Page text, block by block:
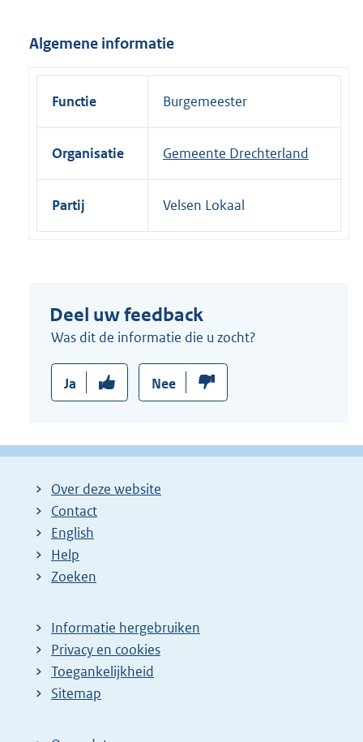
n
k
Algemene informatie
Functie Burgemeester
Organisatie Gemeente Drechterland
Partij Velsen Lokaal
Deel uw feedback
Was dit de informatie die u zocht?
Ja Nee
Over deze website
Contact
English
Help
Zoeken
Informatie hergebruiken
Privacy en cookies
Toegankelijkheid
Sitemap